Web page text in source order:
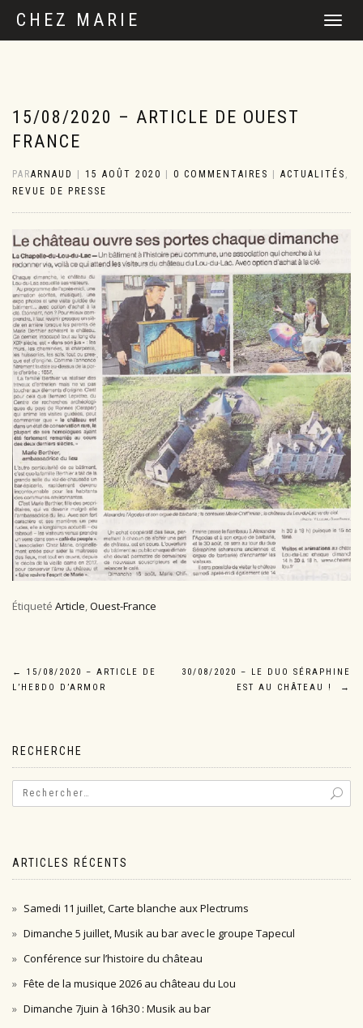
CHEZ MARIE
DÉPLIER
15/08/2020 – ARTICLE DE OUEST
FRANCE
PARARNAUD 15 AOÛT 2020 0 COMMENTAIRES ACTUALITÉS ,
REVUE DE PRESSE
Étiqueté Article,Ouest-France
Navigation
l’article
←
15/08/2020 – ARTICLE DE
L’HEBDO D’ARMOR
30/08/2020 – LE DUO SÉRAPHINE
EST AU CHÂTEAU !
→
RECHERCHE
ARTICLES RÉCENTS
Samedi 11 juillet, Carte blanche aux Plectrums
Dimanche 5 juillet, Musik au bar avec le groupe Tapecul
Conférence sur l’histoire du château
Fête de la musique 2026 au château du Lou
Dimanche 7juin à 16h30 : Musik au bar